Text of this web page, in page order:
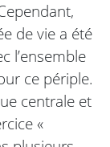
de vie a été
l’ensemble
ce périple.
centrale et
«